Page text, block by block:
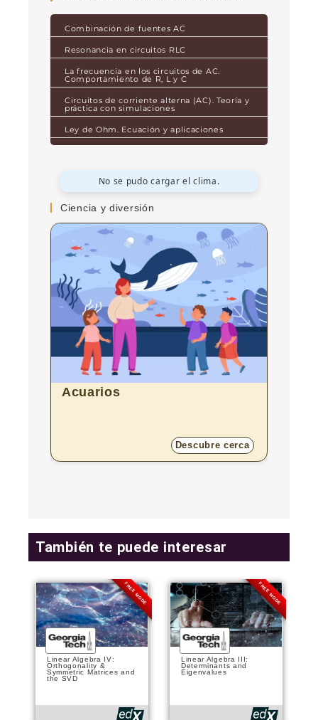
Combinación de fuentes AC
Resonancia en circuitos RLC
La frecuencia en los circuitos de AC.
Comportamiento de R, L y C
Circuitos de corriente alterna (AC). Teoría y
práctica con simulaciones
Ley de Ohm. Ecuación y aplicaciones
No se pudo cargar el clima.
Ciencia y diversión
Acuarios
Descubre cerca
También te puede interesar
FREE MODE
Linear Algebra IV:
Orthogonality &
Symmetric Matrices and
the SVD
FREE MODE
Linear Algebra III:
Determinants and
Eigenvalues